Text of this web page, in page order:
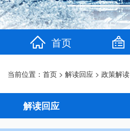
首页
当前位置： 首页 > 解读回应 > 政策解读
解读回应